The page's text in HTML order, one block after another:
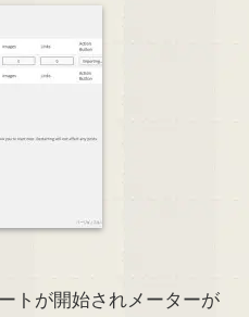
トが開始されメーターが